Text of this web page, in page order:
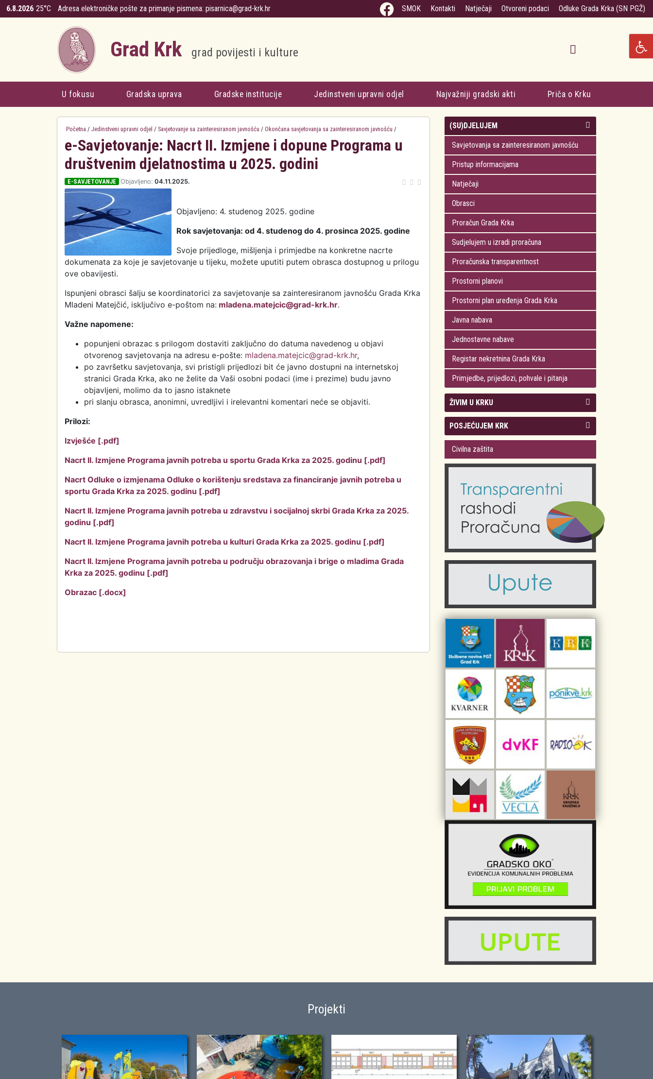
Skoči na glavni sadržaj
6.8.2026 25°C Adresa elektroničke pošte za primanje pismena: pisarnica@grad-krk.hr SMOK Kontakti Natječaji Otvoreni podaci Odluke Grada Krka (SN PGŽ)
Grad Krk grad povijesti i kulture
U fokusu Gradska uprava Gradske institucije Jedinstveni upravni odjel Najvažniji gradski akti Priča o Krku
Početna / Jedinstveni upravni odjel / Savjetovanje sa zainteresiranom javnošću / Okončana savjetovanja sa zainteresiranom javnošću /
e-Savjetovanje: Nacrt II. Izmjene i dopune Programa u
društvenim djelatnostima u 2025. godini
E-SAVJETOVANJE Objavljeno: 04.11.2025.
Objavljeno: 4. studenog 2025. godine
Rok savjetovanja: od 4. studenog do 4. prosinca 2025. godine
Svoje prijedloge, mišljenja i primjedbe na konkretne nacrte
dokumenata za koje je savjetovanje u tijeku, možete uputiti putem obrasca dostupnog u prilogu
ove obavijesti.
Ispunjeni obrasci šalju se koordinatorici za savjetovanje sa zainteresiranom javnošću Grada Krka
Mladeni Matejčić, isključivo e-poštom na: mladena.matejcic@grad-krk.hr.
Važne napomene:
popunjeni obrazac s prilogom dostaviti zaključno do datuma navedenog u objavi
otvorenog savjetovanja na adresu e-pošte: mladena.matejcic@grad-krk.hr,
po završetku savjetovanja, svi pristigli prijedlozi bit će javno dostupni na internetskoj
stranici Grada Krka, ako ne želite da Vaši osobni podaci (ime i prezime) budu javno
objavljeni, molimo da to jasno istaknete
pri slanju obrasca, anonimni, uvredljivi i irelevantni komentari neće se objaviti.
Prilozi:
Izvješće [.pdf]
Nacrt II. Izmjene Programa javnih potreba u sportu Grada Krka za 2025. godinu [.pdf]
Nacrt Odluke o izmjenama Odluke o korištenju sredstava za financiranje javnih potreba u
sportu Grada Krka za 2025. godinu [.pdf]
Nacrt II. Izmjene Programa javnih potreba u zdravstvu i socijalnoj skrbi Grada Krka za 2025.
godinu [.pdf]
Nacrt II. Izmjene Programa javnih potreba u kulturi Grada Krka za 2025. godinu [.pdf]
Nacrt II. Izmjene Programa javnih potreba u području obrazovanja i brige o mladima Grada
Krka za 2025. godinu [.pdf]
Obrazac [.docx]
(SU)DJELUJEM
Savjetovanja sa zainteresiranom javnošću
Pristup informacijama
Natječaji
Obrasci
Proračun Grada Krka
Sudjelujem u izradi proračuna
Proračunska transparentnost
Prostorni planovi
Prostorni plan uređenja Grada Krka
Javna nabava
Jednostavne nabave
Registar nekretnina Grada Krka
Primjedbe, prijedlozi, pohvale i pitanja
ŽIVIM U KRKU
Kolegij gradonačelnika
Gradsko vijeće
Odluke Grada Krka (Službene novine PGŽ)
Obrazovanje
Komunalne usluge
Civilni sektor (arhiva udruga)
Sport i rekreacija
POSJEĆUJEM KRK
Plan Grada Krka
Krk 360° VR panorama
Krk uživo
Fotogalerije
Kalendar događanja
Turistička zajednica otoka Krka
Kulturno-turistička ruta Putovima Frankopana
Dar iz Krka
Interpretacijski centar pomorske baštine
Civilna zaštita
Projekti